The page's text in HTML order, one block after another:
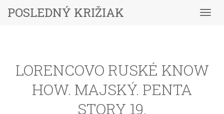
Menu
POSLEDNÝ KRIŽIAK
LORENCOVO RUSKÉ KNOW
HOW. MAJSKÝ. PENTA
STORY 19.